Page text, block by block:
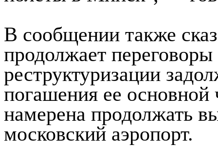
В сообщении также
продолжает
реструктуризации
погашения ее основной
намерена продолжать
московский аэропорт.